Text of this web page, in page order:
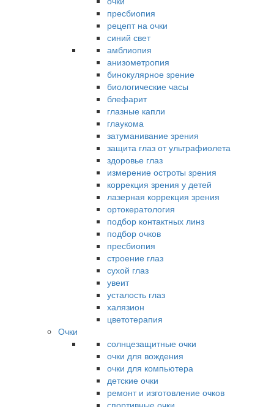
пресбиопия
рецепт на очки
синий свет
амблиопия
анизометропия
бинокулярное зрение
биологические часы
блефарит
глазные капли
глаукома
затуманивание зрения
защита глаз от ультрафиолета
здоровье глаз
измерение остроты зрения
коррекция зрения у детей
лазерная коррекция зрения
ортокератология
подбор контактных линз
подбор очков
пресбиопия
строение глаз
сухой глаз
увеит
усталость глаз
халязион
цветотерапия
Очки
солнцезащитные очки
очки для вождения
очки для компьютера
детские очки
ремонт и изготовление очков